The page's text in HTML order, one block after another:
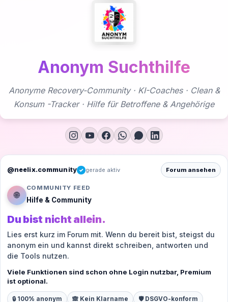
Anonym Suchthilfe
Anonyme Recovery-Community · KI-Coaches · Clean &
Konsum -Tracker · Hilfe für Betroffene & Angehörige
@neelix.community ✓ gerade aktiv Forum ansehen
🌐
COMMUNITY FEED
Hilfe & Community
Du bist nicht allein.
Lies erst kurz im Forum mit. Wenn du bereit bist, steigst du
anonym ein und kannst direkt schreiben, antworten und
die Tools nutzen.
Viele Funktionen sind schon ohne Login nutzbar, Premium
ist optional.
🔒 100% anonym 🙈 Kein Klarname 🛡️ DSGVO-konform